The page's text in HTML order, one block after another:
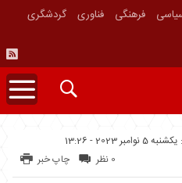
فرهنگی فناوری
گردشگری
2023 - 13:26
چاپ خبر 0 نظر